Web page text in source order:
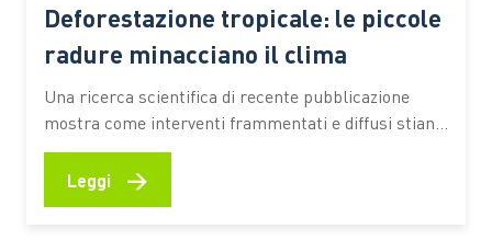
Deforestazione tropicale: le piccole
radure minacciano il clima
Una ricerca scientifica di recente pubblicazione
mostra come interventi frammentati e diffusi stiano
incidendo in modo decisivo sull’equilibrio climatico
delle aree tropicali, imponendo una revisione delle
Leggi →